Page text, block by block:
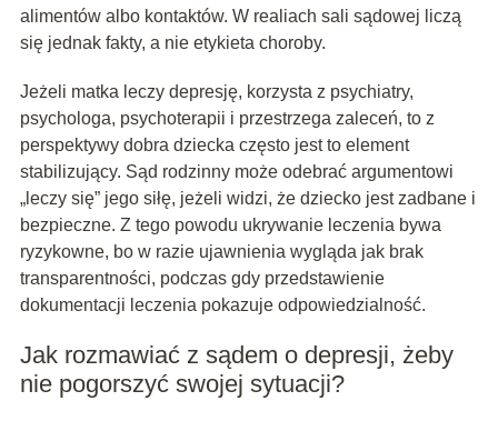
alimentów albo kontaktów. W realiach sali sądowej liczą
się jednak fakty, a nie etykieta choroby.
Jeżeli matka leczy depresję, korzysta z psychiatry,
psychologa, psychoterapii i przestrzega zaleceń, to z
perspektywy dobra dziecka często jest to element
stabilizujący. Sąd rodzinny może odebrać argumentowi
„leczy się” jego siłę, jeżeli widzi, że dziecko jest zadbane i
bezpieczne. Z tego powodu ukrywanie leczenia bywa
ryzykowne, bo w razie ujawnienia wygląda jak brak
transparentności, podczas gdy przedstawienie
dokumentacji leczenia pokazuje odpowiedzialność.
Jak rozmawiać z sądem o depresji, żeby
nie pogorszyć swojej sytuacji?